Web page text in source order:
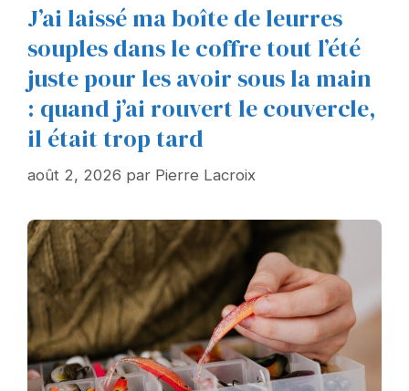
J’ai laissé ma boîte de leurres
souples dans le coffre tout l’été
juste pour les avoir sous la main
: quand j’ai rouvert le couvercle,
il était trop tard
août 2, 2026 par Pierre Lacroix